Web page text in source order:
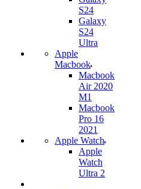
S24
Galaxy
S24
Ultra
Apple
Macbook
Macbook
Air 2020
M1
Macbook
Pro 16
2021
Apple Watch
Apple
Watch
Ultra 2